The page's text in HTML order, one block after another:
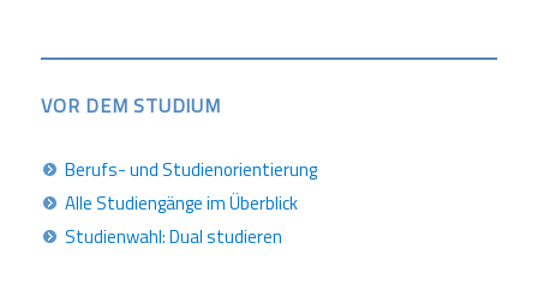
VOR DEM STUDIUM
Berufs- und Studienorientierung
Alle Studiengänge im Überblick
Studienwahl: Dual studieren